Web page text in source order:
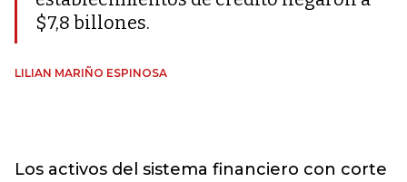
$7,8 billones.
LILIAN MARIÑO ESPINOSA
Los activos del sistema financiero con corte